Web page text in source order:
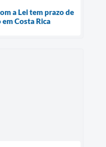
a Lei tem prazo de
Costa Rica